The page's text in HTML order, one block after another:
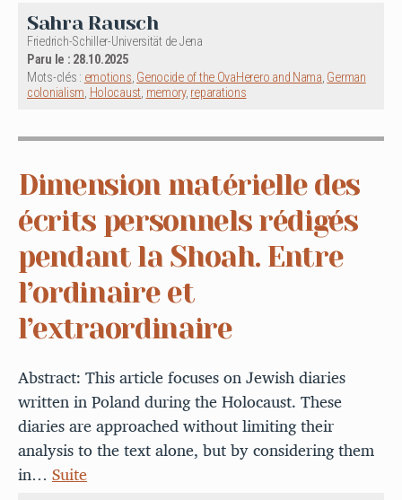
Sahra Rausch
Friedrich-Schiller-Universität de Jena
Paru le : 28.10.2025
Mots-clés : emotions, Genocide of the OvaHerero and Nama, German
colonialism, Holocaust, memory, reparations
Dimension matérielle des
écrits personnels rédigés
pendant la Shoah. Entre
l’ordinaire et
l’extraordinaire
Abstract: This article focuses on Jewish diaries
written in Poland during the Holocaust. These
diaries are approached without limiting their
analysis to the text alone, but by considering them
in… Suite